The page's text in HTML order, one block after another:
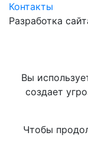
Контакты
Разработка
Вы
создает
Чтобы